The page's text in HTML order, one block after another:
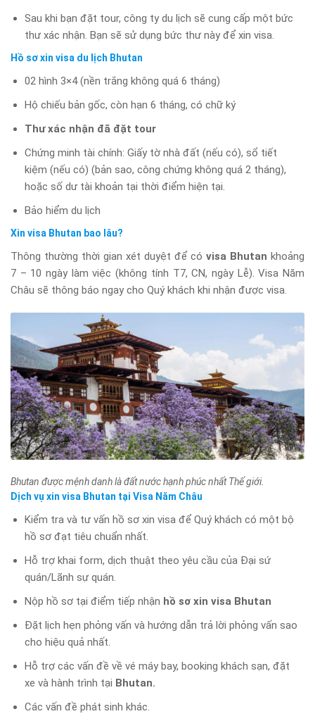
Sau khi bạn đặt tour, công ty du lịch sẽ cung cấp một bức
thư xác nhận. Bạn sẽ sử dụng bức thư này để xin visa.
Hồ sơ xin visa du lịch Bhutan
02 hình 3×4 (nền trắng không quá 6 tháng)
Hộ chiếu bản gốc, còn hạn 6 tháng, có chữ ký
Thư xác nhận đã đặt tour
Chứng minh tài chính: Giấy tờ nhà đất (nếu có), sổ tiết
kiệm (nếu có) (bản sao, công chứng không quá 2 tháng),
hoặc số dư tài khoản tại thời điểm hiện tại.
Bảo hiểm du lịch
Xin visa Bhutan bao lâu?
Thông thường thời gian xét duyệt để có visa Bhutan khoảng
7 – 10 ngày làm việc (không tính T7, CN, ngày Lễ). Visa Năm
Châu sẽ thông báo ngay cho Quý khách khi nhận được visa.
Bhutan được mệnh danh là đất nước hạnh phúc nhất Thế giới.
Dịch vụ xin visa Bhutan tại Visa Năm Châu
Kiểm tra và tư vấn hồ sơ xin visa để Quý khách có một bộ
hồ sơ đạt tiêu chuẩn nhất.
Hỗ trợ khai form, dịch thuật theo yêu cầu của Đại sứ
quán/Lãnh sự quán.
Nộp hồ sơ tại điểm tiếp nhận hồ sơ xin visa Bhutan
Đặt lịch hẹn phỏng vấn và hướng dẫn trả lời phỏng vấn sao
cho hiệu quả nhất.
Hỗ trợ các vấn đề về vé máy bay, booking khách sạn, đặt
xe và hành trình tại Bhutan.
Các vấn đề phát sinh khác.